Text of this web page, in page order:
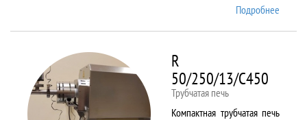
Подробнее
R
50/250/13/C450
Трубчатая печь
Компактная трубчатая печь